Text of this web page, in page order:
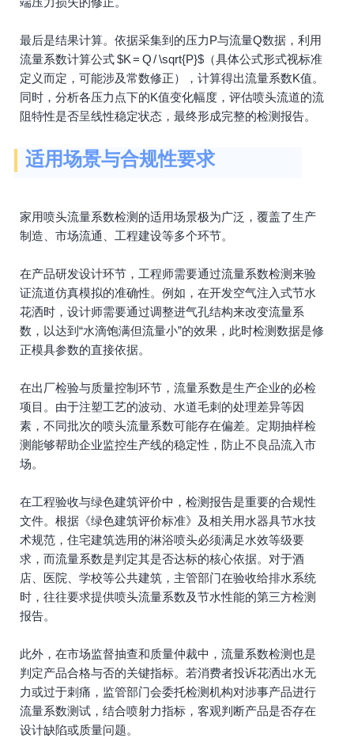
最后是结果计算。依据采集到的压力P与流量Q数据，利用
流量系数计算公式 $K = Q / \sqrt{P}$（具体公式形式视标准
定义而定，可能涉及常数修正），计算得出流量系数K值。
同时，分析各压力点下的K值变化幅度，评估喷头流道的流
阻特性是否呈线性稳定状态，最终形成完整的检测报告。
适用场景与合规性要求
家用喷头流量系数检测的适用场景极为广泛，覆盖了生产
制造、市场流通、工程建设等多个环节。
在产品研发设计环节，工程师需要通过流量系数检测来验
证流道仿真模拟的准确性。例如，在开发空气注入式节水
花洒时，设计师需要通过调整进气孔结构来改变流量系
数，以达到“水滴饱满但流量小”的效果，此时检测数据是修
正模具参数的直接依据。
在出厂检验与质量控制环节，流量系数是生产企业的必检
项目。由于注塑工艺的波动、水道毛刺的处理差异等因
素，不同批次的喷头流量系数可能存在偏差。定期抽样检
测能够帮助企业监控生产线的稳定性，防止不良品流入市
场。
在工程验收与绿色建筑评价中，检测报告是重要的合规性
文件。根据《绿色建筑评价标准》及相关用水器具节水技
术规范，住宅建筑选用的淋浴喷头必须满足水效等级要
求，而流量系数是判定其是否达标的核心依据。对于酒
店、医院、学校等公共建筑，主管部门在验收给排水系统
时，往往要求提供喷头流量系数及节水性能的第三方检测
报告。
此外，在市场监督抽查和质量仲裁中，流量系数检测也是
判定产品合格与否的关键指标。若消费者投诉花洒出水无
力或过于刺痛，监管部门会委托检测机构对涉事产品进行
流量系数测试，结合喷射力指标，客观判断产品是否存在
设计缺陷或质量问题。